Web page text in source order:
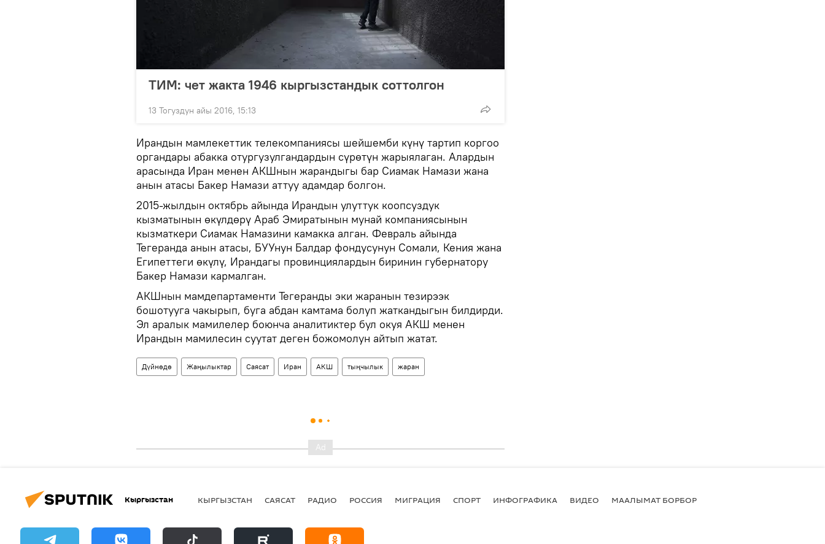
ТИМ: чет жакта 1946 кыргызстандык соттолгон
13 Тогуздун айы 2016, 15:13
Ирандын мамлекеттик телекомпаниясы шейшемби күнү тартип коргоо
органдары абакка отургузулгандардын сүрөтүн жарыялаган. Алардын
арасында Иран менен АКШнын жарандыгы бар Сиамак Намази жана
анын атасы Бакер Намази аттуу адамдар болгон.
2015-жылдын октябрь айында Ирандын улуттук коопсуздук
кызматынын өкүлдөрү Араб Эмиратынын мунай компаниясынын
кызматкери Сиамак Намазини камакка алган. Февраль айында
Тегеранда анын атасы, БУУнун Балдар фондусунун Сомали, Кения жана
Египеттеги өкүлү, Ирандагы провинциялардын биринин губернатору
Бакер Намази кармалган.
АКШнын мамдепартаменти Тегеранды эки жаранын тезирээк
бошотууга чакырып, буга абдан камтама болуп жаткандыгын билдирди.
Эл аралык мамилелер боюнча аналитиктер бул окуя АКШ менен
Ирандын мамилесин суутат деген божомолун айтып жатат.
Дүйнөдө Жаңылыктар Саясат Иран АКШ тыңчылык жаран
Кыргызстан КЫРГЫЗСТАН САЯСАТ РАДИО РОССИЯ МИГРАЦИЯ СПОРТ ИНФОГРАФИКА ВИДЕО МААЛЫМАТ БОРБОР